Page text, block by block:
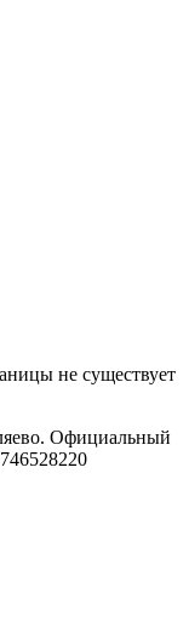
не существует
Официальный